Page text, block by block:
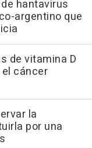
hantavirus
argentino que
de vitamina D
cáncer
la
por una